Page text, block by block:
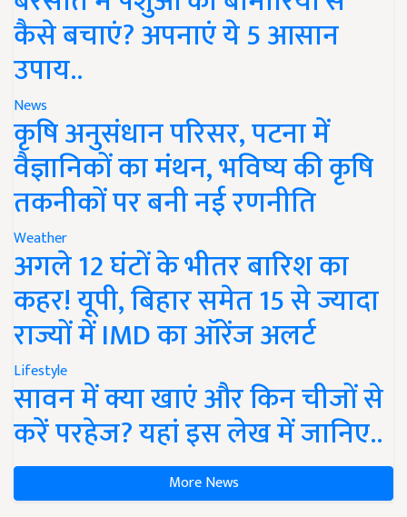
कैसे बचाएं? अपनाएं ये 5 आसान
उपाय..
News
कृषि अनुसंधान परिसर, पटना में
वैज्ञानिकों का मंथन, भविष्य की कृषि
तकनीकों पर बनी नई रणनीति
Weather
अगले 12 घंटों के भीतर बारिश का
कहर! यूपी, बिहार समेत 15 से ज्यादा
राज्यों में IMD का ऑरेंज अलर्ट
Lifestyle
सावन में क्या खाएं और किन चीजों से
करें परहेज? यहां इस लेख में जानिए..
More News